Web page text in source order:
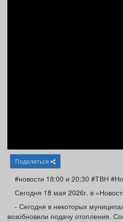
Поделиться
#новости 18:00 и 20:30 #ТВН
Сегодня 18 мая 2026г. в
- Сегодня в некоторых
возобновили подачу отопления.